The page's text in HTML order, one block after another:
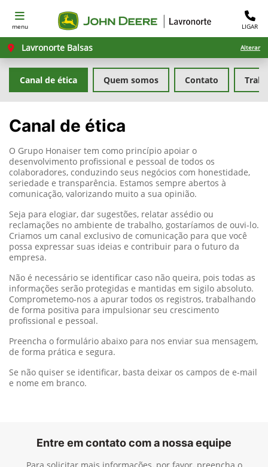
menu LIGAR
Lavronorte Balsas Alterar
Quem somos Contato
Canal de ética
Canal de ética
O Grupo Honaiser tem como princípio apoiar o
desenvolvimento profissional e pessoal de todos os
colaboradores, conduzindo seus negócios com honestidade,
seriedade e transparência. Estamos sempre abertos à
comunicação, valorizando muito a sua opinião.
Seja para elogiar, dar sugestões, relatar assédio ou
reclamações no ambiente de trabalho, gostaríamos de ouvi-lo.
Criamos um canal exclusivo de comunicação para que você
possa expressar suas ideias e contribuir para o futuro da
empresa.
Não é necessário se identificar caso não queira, pois todas as
informações serão protegidas e mantidas em sigilo absoluto.
Comprometemo-nos a apurar todos os registros, trabalhando
de forma positiva para impulsionar seu crescimento
profissional e pessoal.
Preencha o formulário abaixo para nos enviar sua mensagem,
de forma prática e segura.
Se não quiser se identificar, basta deixar os campos de e-mail
e nome em branco.
Entre em contato com a nossa equipe